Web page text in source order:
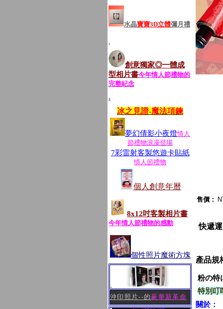
水晶寶寶3D立體彌月禮
.
創意獨家◎一體成
型相片書今年情人節禮物的
完整紀念
.
冰之見證-魔法項鍊
夢幻倩影小夜燈情人
節禮物浪漫登場
7彩雷射客製悠遊卡貼紙
情人節禮物
個人創意年曆
8x12吋客製相片書
今年情人節禮物的感動
個性照片魔術方塊
沖印照片--的豪華新革命
售價：
快遞
產品規
粉の特
特別叮
關於：